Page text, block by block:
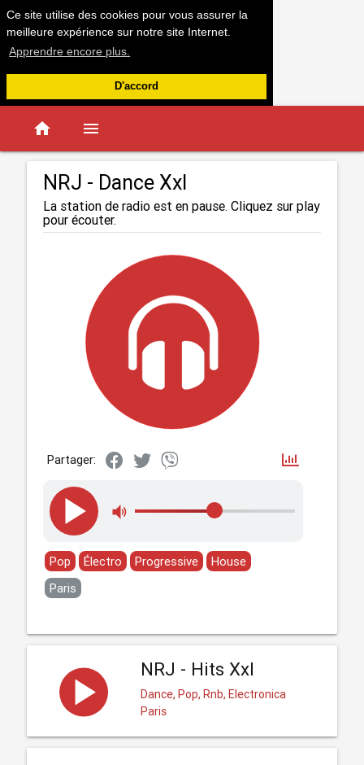
Ce site utilise des cookies pour vous assurer la
meilleure expérience sur notre site Internet.
Apprendre encore plus.
D'accord
home menu
NRJ - Dance Xxl
La station de radio est en pause. Cliquez sur play
pour écouter.
Partager:
Pop Électro Progressive
House
Paris
NRJ - Hits Xxl
Dance, Pop, Rnb, Electronica
Paris